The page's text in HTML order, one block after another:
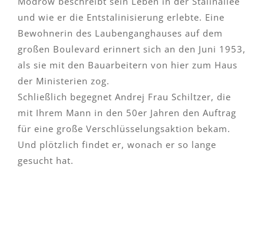
und wie er die Entstalinisierung erlebte. Eine
Bewohnerin des Laubenganghauses auf dem
großen Boulevard erinnert sich an den Juni 1953,
als sie mit den Bauarbeitern von hier zum Haus
der Ministerien zog.
Schließlich begegnet Andrej Frau Schiltzer, die
mit Ihrem Mann in den 50er Jahren den Auftrag
für eine große Verschlüsselungsaktion bekam.
Und plötzlich findet er, wonach er so lange
gesucht hat.